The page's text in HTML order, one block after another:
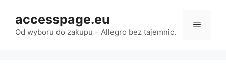
treści
accesspage.eu
Od wyboru do zakupu – Allegro bez tajemnic.
Menu